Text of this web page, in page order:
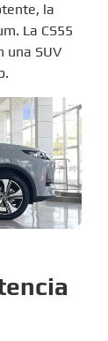
la
La CS55
una SUV